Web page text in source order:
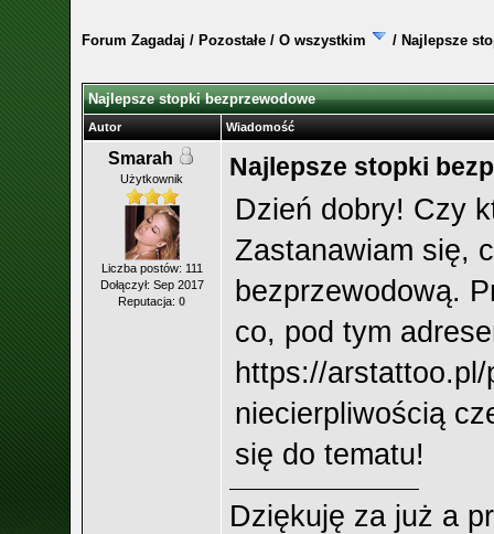
Forum Zagadaj / Pozostałe/ O wszystkim / Najlepsze
Najlepsze stopki bezprzewodowe
Autor Wiadomość
Smarah
Użytkownik
Liczba postów: 111
Dołączył: Sep 2017
Reputacja: 0
Najlepsze stopki
Dzień dobry! Czy
Zastanawiam się,
bezprzewodową.
co, pod tym
https://
niecierpliwością
się do tematu!
Dziękuję za już a